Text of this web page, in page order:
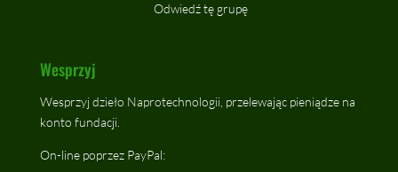
Odwiedź tę grupę
Wesprzyj
Wesprzyj dzieło Naprotechnologii, przelewając pieniądze na
konto fundacji.
On-line poprzez PayPal: